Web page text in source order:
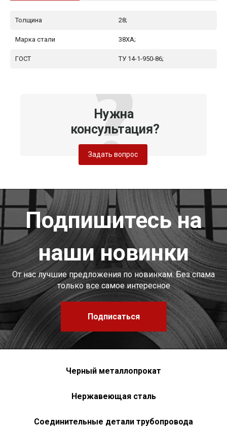
Толщина 28;
Марка стали 38ХА;
ГОСТ ТУ 14-1-950-86;
Нужна
консультация?
Задать вопрос
Подпишитесь на
наши новинки
От нас лучшие предложения по новинкам. Без спама
только все самое интересное
Подписаться
Черный металлопрокат
Нержавеющая сталь
Соединительные детали трубопровода